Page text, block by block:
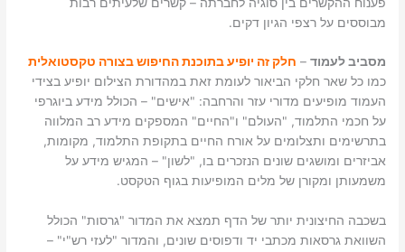
מבוססים על רצפי הגיון דקים.
מסביב לעמוד – חלק זה יופיע בתוכנת החיפוש בצורה טקסטואלית
כמו כל שאר חלקי הביאור לעומת זאת במהדורת הצילום יופיע בצידי
העמוד מופיעים מדורי עזר והרחבה: "אישים" – הכולל מידע ביוגרפי
על חכמי התלמוד, "העולם" ו"החיים" המספקים מידע רב המלווה
בתרשימים ותצלומים על אורח החיים בתקופת התלמוד, מקומות,
אביזרים ומושגים שונים הנזכרים בו, "לשון" – המגיש מידע על
משמעותן ומקורן של מלים המופיעות בגוף הטקסט.
בשכבה החיצונית יותר של הדף תמצא את המדור "גרסות" הכולל
השוואת גרסאות מכתבי יד ודפוסים שונים, והמדור "לעזי רש"י" –